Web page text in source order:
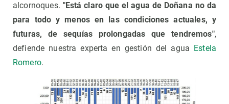
alcornoques. "Está claro que el agua de Doñana no da
para todo y menos en las condiciones actuales, y
futuras, de sequías prolongadas que tendremos",
defiende nuestra experta en gestión del agua Estela
Romero.